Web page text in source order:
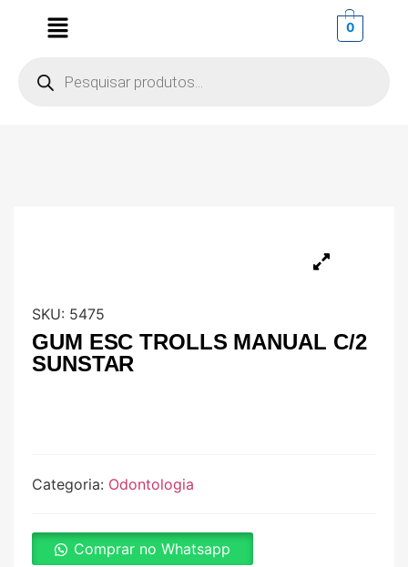
0
SKU: 5475
GUM ESC TROLLS MANUAL C/2
SUNSTAR
Categoria: Odontologia
Comprar no Whatsapp